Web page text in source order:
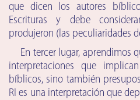
que dicen los autores
Escrituras y debe
produjeron (las peculiaridades
En tercer lugar, aprendimos
interpretaciones que
bíblicos, sino también
RI es una interpretación que